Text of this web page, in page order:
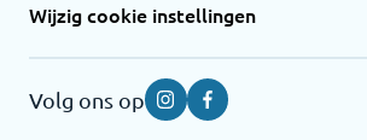
Wijzig cookie instellingen
Volg ons op InstagramFacebook